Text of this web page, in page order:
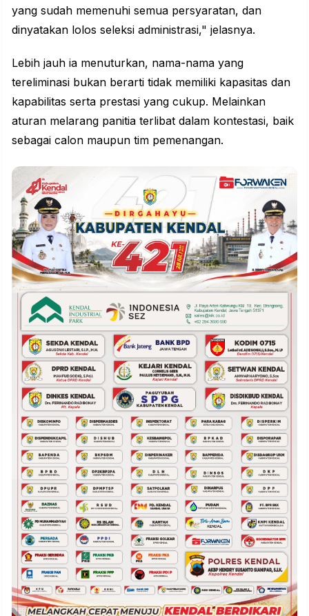
yang sudah memenuhi semua persyaratan, dan
dinyatakan lolos seleksi administrasi," jelasnya.
Lebih jauh ia menuturkan, nama-nama yang
tereliminasi bukan berarti tidak memiliki kapasitas dan
kapabilitas serta prestasi yang cukup. Melainkan
aturan melarang panitia terlibat dalam kontestasi, baik
sebagai calon maupun tim pemenangan.